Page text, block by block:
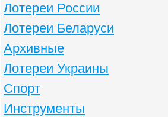
Лотереи России
Лотереи Беларуси
Архивные
Лотереи Украины
Спорт
Инструменты